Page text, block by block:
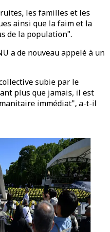
les familles et les
ainsi que la faim et la
de la population".
a de nouveau appelé à un
subie par le
plus que jamais, il est
immédiat", a-t-il